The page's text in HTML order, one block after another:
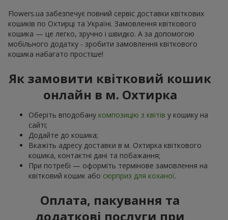
Flowers.ua забезпечує повний сервіс доставки квіткових
кошиків по Охтирці та Україні. Замовлення квіткового
кошика — це легко, зручно і швидко. А за допомогою
мобільного додатку - зробити замовлення квіткового
кошика набагато простіше!
Як замовити квітковий кошик
онлайн в м. Охтирка
Оберіть вподобану композицію з квітів у кошику на
сайті;
Додайте до кошика;
Вкажіть адресу доставки в м. Охтирка квіткового
кошика, контактні дані та побажання;
При потребі — оформіть термінове замовлення на
квітковий кошик або сюрприз для коханої.
Оплата, пакування та
додаткові послуги при